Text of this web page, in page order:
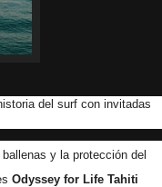
del surf con invitadas
y la protección del
Odyssey for Life Tahiti